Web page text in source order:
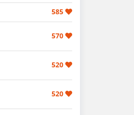
585
570
520
520